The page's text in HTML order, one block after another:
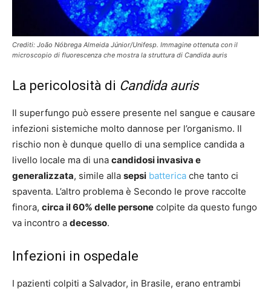
Crediti: João Nóbrega Almeida Júnior/Unifesp. Immagine ottenuta con il
microscopio di fluorescenza che mostra la struttura di Candida auris
La pericolosità di Candida auris
Il superfungo può essere presente nel sangue e causare
infezioni sistemiche molto dannose per l’organismo. Il
rischio non è dunque quello di una semplice candida a
livello locale ma di una candidosi invasiva e
generalizzata, simile alla sepsi batterica che tanto ci
spaventa. L’altro problema è Secondo le prove raccolte
finora, circa il 60% delle persone colpite da questo fungo
va incontro a decesso.
Infezioni in ospedale
I pazienti colpiti a Salvador, in Brasile, erano entrambi